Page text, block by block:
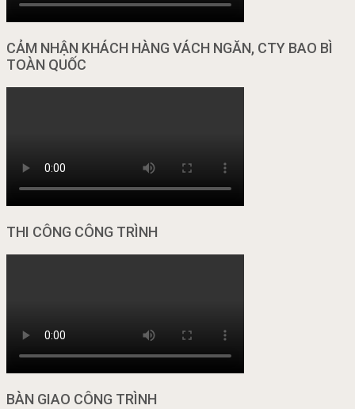
CẢM NHẬN KHÁCH HÀNG VÁCH NGĂN, CTY BAO BÌ
TOÀN QUỐC
THI CÔNG CÔNG TRÌNH
BÀN GIAO CÔNG TRÌNH